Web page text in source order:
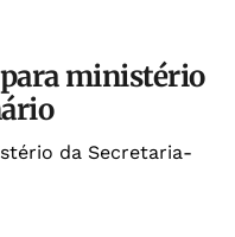
ministério
da Secretaria-